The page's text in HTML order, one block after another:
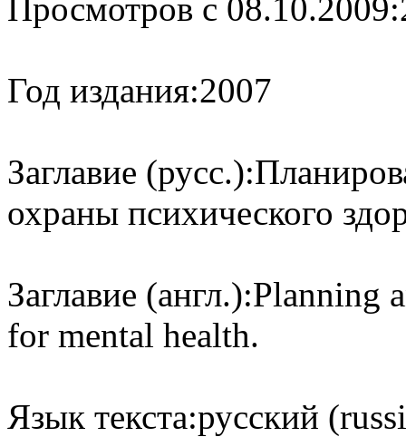
Просмотров с 08.10.2009:
Год издания:2007
Заглавие (русс.):
охраны психического
Заглавие (англ.):Planning
for mental health.
Язык текста:русский